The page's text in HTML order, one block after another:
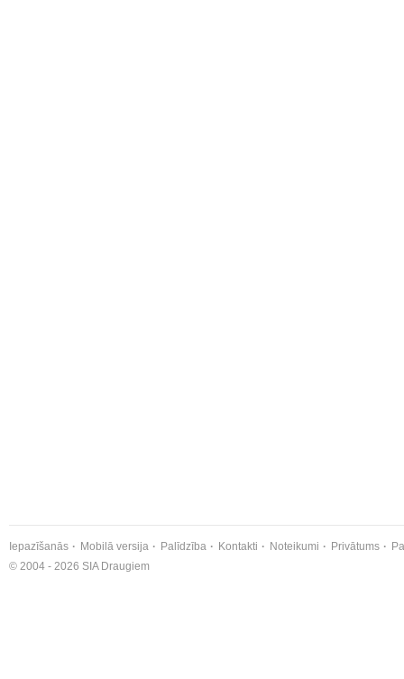
Iepazīšanās Mobilā versija Palīdzība Kontakti Noteikumi Privātums
© 2004 - 2026 SIA Draugiem